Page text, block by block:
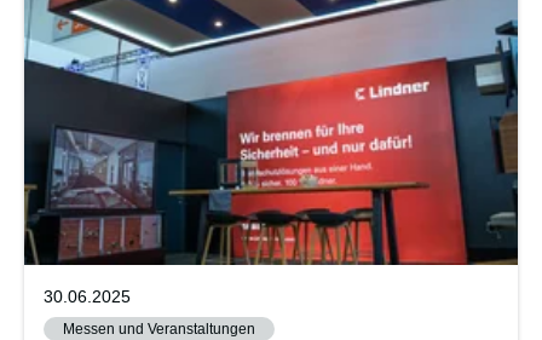
30.06.2025
Messen und Veranstaltungen